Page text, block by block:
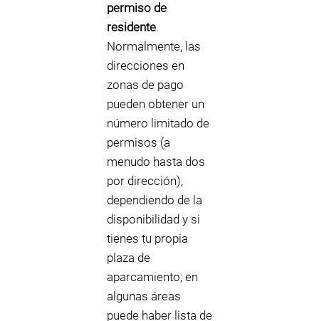
permiso de
residente.
Normalmente, las
direcciones en
zonas de pago
pueden obtener un
número limitado de
permisos (a
menudo hasta dos
por dirección),
dependiendo de la
disponibilidad y si
tienes tu propia
plaza de
aparcamiento; en
algunas áreas
puede haber lista de